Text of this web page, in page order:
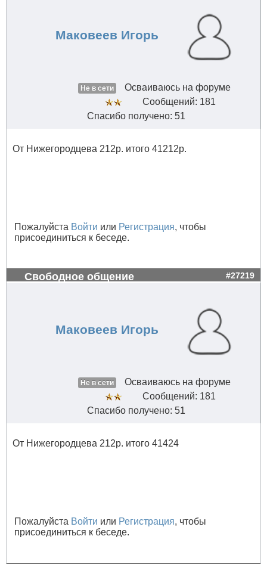
Маковеев Игорь
Не в сети
Осваиваюсь на форуме
Сообщений: 181
Спасибо получено: 51
От Нижегородцева 212р. итого 41212р.
Пожалуйста Войти или Регистрация, чтобы
присоединиться к беседе.
Свободное общение #27219
Маковеев Игорь
Не в сети
Осваиваюсь на форуме
Сообщений: 181
Спасибо получено: 51
От Нижегородцева 212р. итого 41424
Пожалуйста Войти или Регистрация, чтобы
присоединиться к беседе.